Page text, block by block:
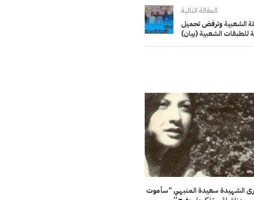
المقالة التالية
الشعبية وترفض تحميل
للطبقات الشعبية (بيان)
الشهيدة سعيدة المنبهي “سأموت